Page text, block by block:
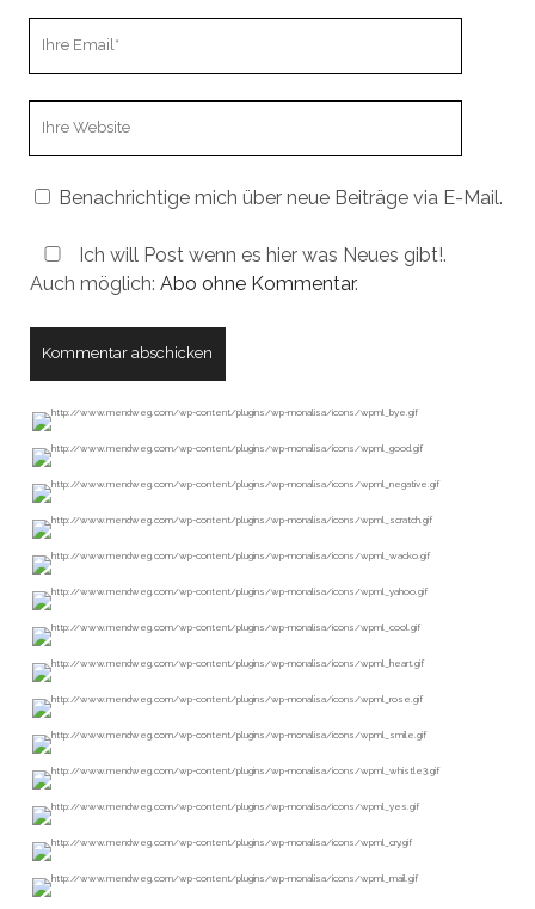
Benachrichtige mich über neue Beiträge via E-Mail.
Ich will Post wenn es hier was Neues gibt!.
Auch möglich: Abo ohne Kommentar.